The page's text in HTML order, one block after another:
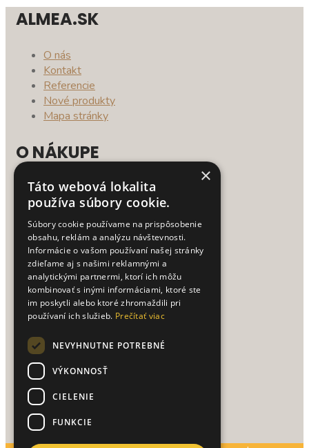
ALMEA.SK
O nás
Kontakt
Referencie
Nové produkty
Mapa stránky
O NÁKUPE
Doprava a platba
Obchodné podmienky
Ako nakupovať
Reklamačný poriadok
Vrátenie tovaru
Spracovanie osobných údajov
UŽITOČNÉ TIPY
Texty na vianočné priania
PRE ZÁKAZNÍKOV
Môj účet
×
Táto webová lokalita
používa súbory cookie.
Súbory cookie používame na prispôsobenie
obsahu, reklám a analýzu návštevnosti.
Informácie o vašom používaní našej stránky
zdieľame aj s našimi reklamnými a
analytickými partnermi, ktorí ich môžu
kombinovať s inými informáciami, ktoré ste
im poskytli alebo ktoré zhromaždili pri
používaní ich služieb. Prečítať viac
NEVYHNUTNE POTREBNÉ
VÝKONNOSŤ
CIELENIE
FUNKCIE